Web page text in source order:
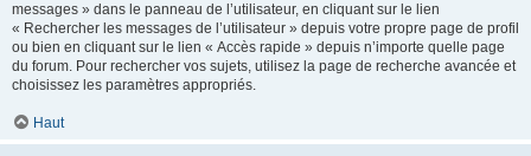
messages » dans le panneau de l’utilisateur, en cliquant sur le lien
« Rechercher les messages de l’utilisateur » depuis votre propre page de profil
ou bien en cliquant sur le lien « Accès rapide » depuis n’importe quelle page
du forum. Pour rechercher vos sujets, utilisez la page de recherche avancée et
choisissez les paramètres appropriés.
Haut